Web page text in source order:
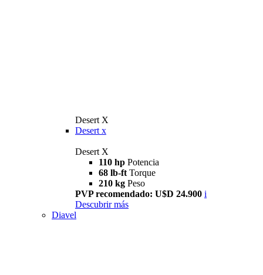
Desert X
Desert x
Desert X
110 hp Potencia
68 lb-ft Torque
210 kg Peso
PVP recomendado: U$D 24.900 i
Descubrir más
Diavel